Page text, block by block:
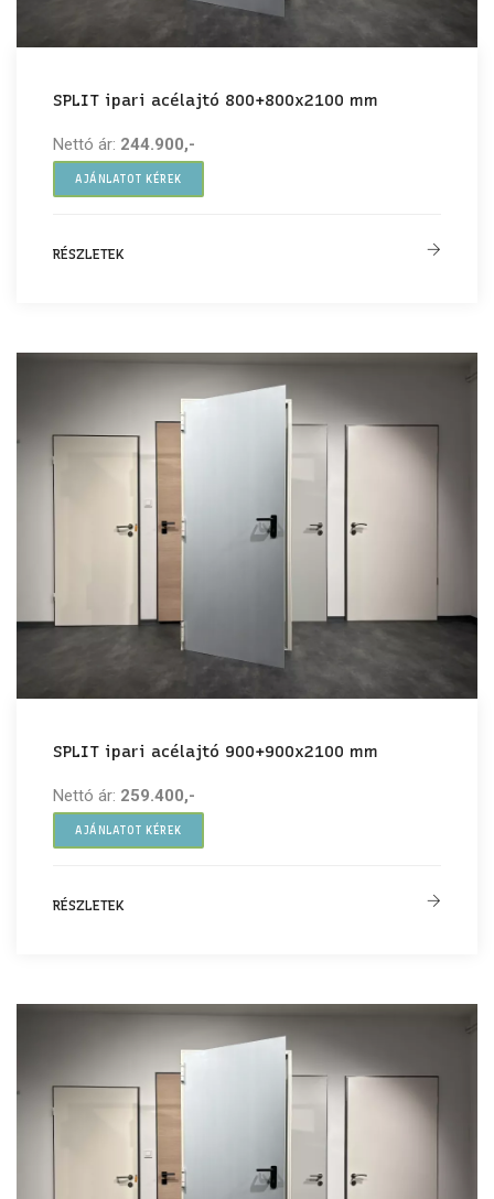
SPLIT ipari acélajtó 800+800x2100 mm
Nettó ár: 244.900,-
AJÁNLATOT KÉREK
RÉSZLETEK
SPLIT ipari acélajtó 900+900x2100 mm
Nettó ár: 259.400,-
AJÁNLATOT KÉREK
RÉSZLETEK